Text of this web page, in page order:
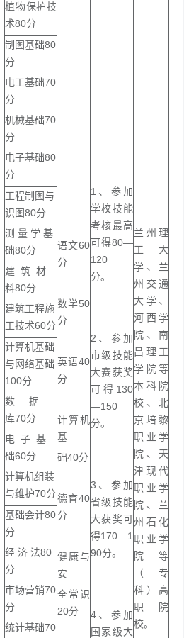
植物保护技
术80分
语文60
分
数学50
分
英语40
分
计算机
基
础40分
德育40
分
健康与
安
全常识
20分
1、参加
学校技能
考核最高
可得80—
120
分。
2、参加
市级技能
大赛获奖
可得130
—150
分。
3、参加
省级技能
大获奖可
得170—1
90分。
4、参加
国家级大
兰州理
工大
学、兰
州交通
大学、
河西学
院、南
昌理工
学院等
本科院
校、北
京培黎
职业学
院、天
津现代
职业学
院、兰
州石化
职业学
院等
（专
科）高
职院
校。
制图基础80
分
电工基础70
分
机械基础70
分
电子基础80
分
工程制图与
识图80分
测 量 学 基
础80分
建 筑 材
料80分
建筑工程施
工技术60分
计算机基础
与网络基础
100分
数 据
库70分
电 子 基
础60分
计算机组装
与维护70分
基础会计80
分
经 济 法80
分
市场营销70
分
统计基础70